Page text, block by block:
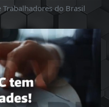
Trabalhadores do Brasil